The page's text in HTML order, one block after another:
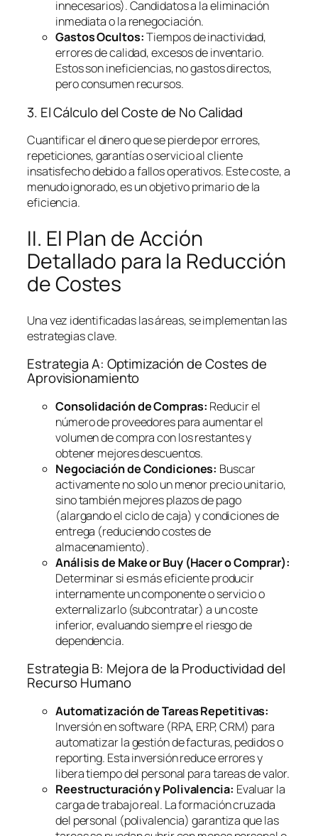
innecesarios). Candidatos a la eliminación
inmediata o la renegociación.
Gastos Ocultos:Tiempos de inactividad,
errores de calidad, excesos de inventario.
Estos son ineficiencias, no gastos directos,
pero consumen recursos.
3. El Cálculo del Coste de No Calidad
Cuantificar el dinero que se pierde por errores,
repeticiones, garantías o servicio al cliente
insatisfecho debido a fallos operativos. Este coste, a
menudo ignorado, es un objetivo primario de la
eficiencia.
II. El Plan de Acción
Detallado para la Reducción
de Costes
Una vez identificadas las áreas, se implementan las
estrategias clave.
Estrategia A: Optimización de Costes de
Aprovisionamiento
Consolidación de Compras: Reducir el
número de proveedores para aumentar el
volumen de compra con los restantes y
obtener mejores descuentos.
Negociación de Condiciones: Buscar
activamente no solo un menor precio unitario,
sino también mejores plazos de pago
(alargando el ciclo de caja) y condiciones de
entrega (reduciendo costes de
almacenamiento).
Análisis de Make or Buy(Hacer o Comprar):
Determinar si es más eficiente producir
internamente un componente o servicio o
externalizarlo (subcontratar) a un coste
inferior, evaluando siempre el riesgo de
dependencia.
Estrategia B: Mejora de la Productividad del
Recurso Humano
Automatización de Tareas Repetitivas:
Inversión ensoftware(RPA, ERP, CRM) para
automatizar la gestión de facturas, pedidos o
reporting. Esta inversión reduce errores y
libera tiempo del personal para tareas de valor.
Reestructuración y Polivalencia: Evaluar la
carga de trabajo real. La formación cruzada
del personal (polivalencia) garantiza que las